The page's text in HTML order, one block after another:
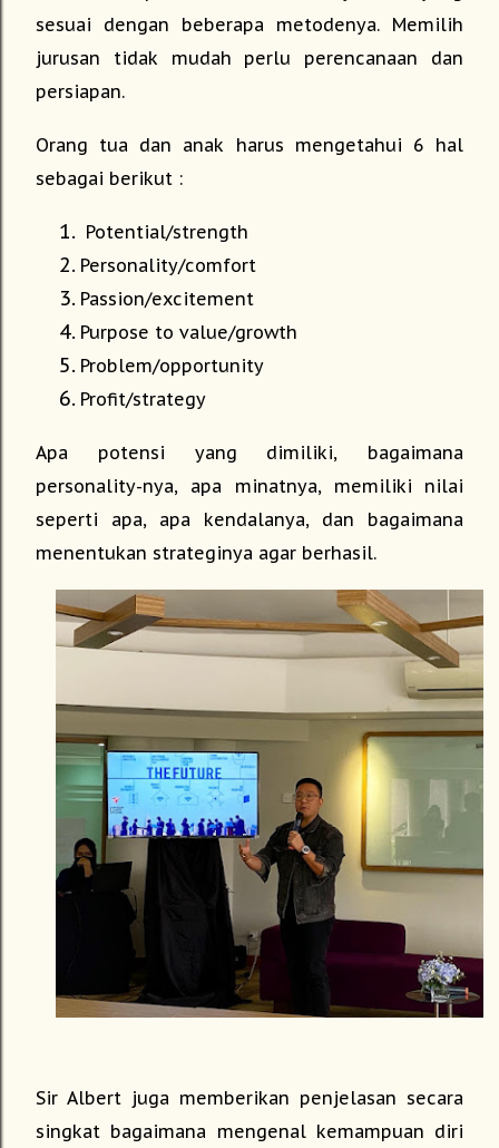
sesuai dengan beberapa metodenya. Memilih
jurusan tidak mudah perlu perencanaan dan
persiapan.
Orang tua dan anak harus mengetahui 6 hal
sebagai berikut :
Potential/strength
Personality/comfort
Passion/excitement
Purpose to value/growth
Problem/opportunity
Profit/strategy
Apa potensi yang dimiliki, bagaimana
personality-nya, apa minatnya, memiliki nilai
seperti apa, apa kendalanya, dan bagaimana
menentukan strateginya agar berhasil.
Sir Albert juga memberikan penjelasan secara
singkat bagaimana mengenal kemampuan diri